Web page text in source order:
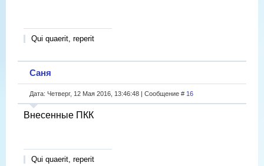
Qui quaerit, reperit
Саня
Дата: Четверг, 12 Мая 2016, 13:46:48 | Сообщение # 16
Внесенные ПКК
Qui quaerit, reperit